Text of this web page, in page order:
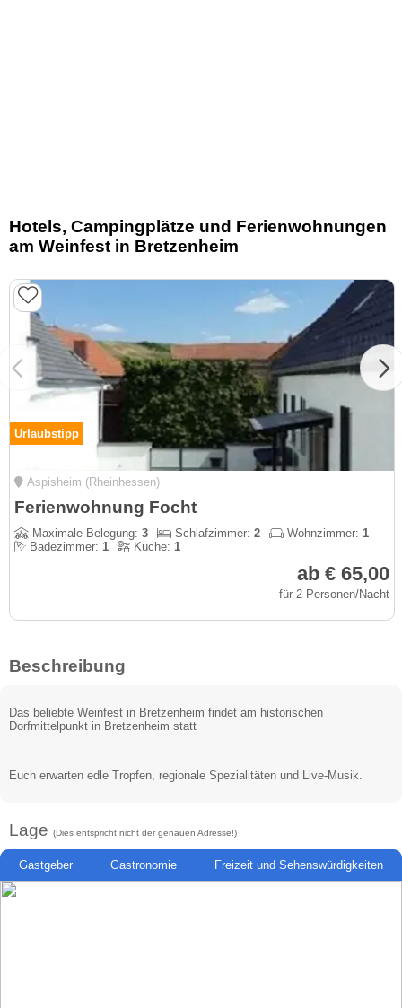
Hotels, Campingplätze und Ferienwohnungen
am Weinfest in Bretzenheim
Urlaubstipp
Aspisheim (Rheinhessen)
Ferienwohnung Focht
Maximale Belegung: 3 Schlafzimmer: 2 Wohnzimmer: 1
Badezimmer: 1 Küche: 1
ab € 65,00
für 2 Personen/Nacht
Beschreibung
Das beliebte Weinfest in Bretzenheim findet am historischen
Dorfmittelpunkt in Bretzenheim statt
Euch erwarten edle Tropfen, regionale Spezialitäten und Live-Musik.
Lage (Dies entspricht nicht der genauen Adresse!)
Gastgeber Gastronomie Freizeit und Sehenswürdigkeiten